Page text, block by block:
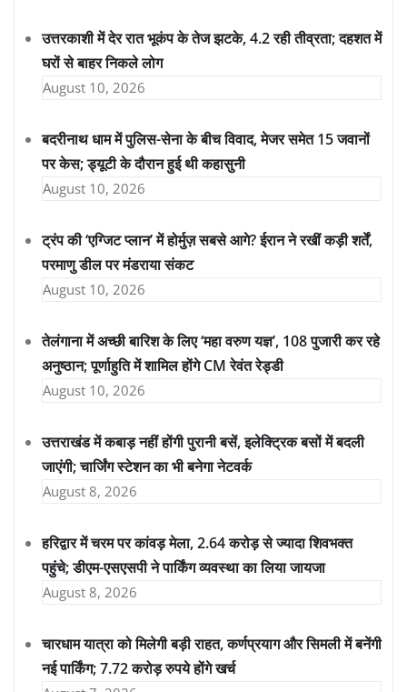
उत्तरकाशी में देर रात भूकंप के तेज झटके, 4.2 रही तीव्रता; दहशत में
घरों से बाहर निकले लोग
August 10, 2026
बदरीनाथ धाम में पुलिस-सेना के बीच विवाद, मेजर समेत 15 जवानों
पर केस; ड्यूटी के दौरान हुई थी कहासुनी
August 10, 2026
ट्रंप की ‘एग्जिट प्लान’ में होर्मुज़ सबसे आगे? ईरान ने रखीं कड़ी शर्तें,
परमाणु डील पर मंडराया संकट
August 10, 2026
तेलंगाना में अच्छी बारिश के लिए ‘महा वरुण यज्ञ’, 108 पुजारी कर रहे
अनुष्ठान; पूर्णाहुति में शामिल होंगे CM रेवंत रेड्डी
August 10, 2026
उत्तराखंड में कबाड़ नहीं होंगी पुरानी बसें, इलेक्ट्रिक बसों में बदली
जाएंगी; चार्जिंग स्टेशन का भी बनेगा नेटवर्क
August 8, 2026
हरिद्वार में चरम पर कांवड़ मेला, 2.64 करोड़ से ज्यादा शिवभक्त
पहुंचे; डीएम-एसएसपी ने पार्किंग व्यवस्था का लिया जायजा
August 8, 2026
चारधाम यात्रा को मिलेगी बड़ी राहत, कर्णप्रयाग और सिमली में बनेंगी
नई पार्किंग; 7.72 करोड़ रुपये होंगे खर्च